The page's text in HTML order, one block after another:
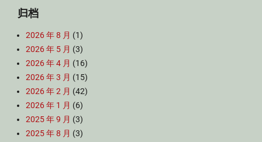
归档
2026 年 8 月 (1)
2026 年 5 月 (3)
2026 年 4 月 (16)
2026 年 3 月 (15)
2026 年 2 月 (42)
2026 年 1 月 (6)
2025 年 9 月 (3)
2025 年 8 月 (3)